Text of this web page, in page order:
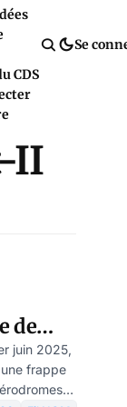
CDS
Se
II
de
juin 2025,
une frappe